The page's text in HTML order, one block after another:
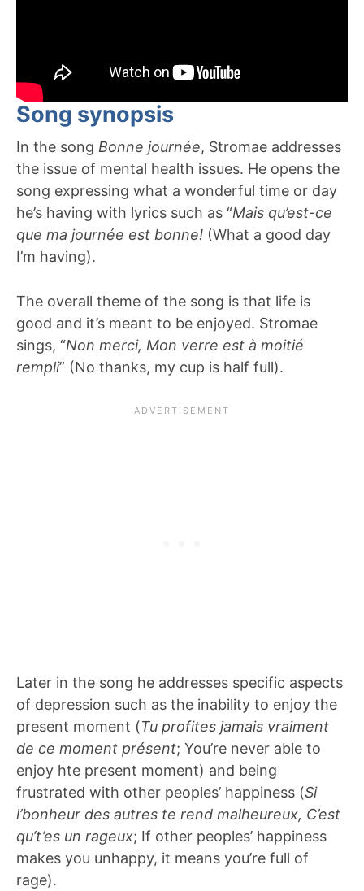
Song synopsis
In the song Bonne journée, Stromae addresses
the issue of mental health issues. He opens the
song expressing what a wonderful time or day
he’s having with lyrics such as “Mais qu’est-ce
que ma journée est bonne! (What a good day
I’m having).
The overall theme of the song is that life is
good and it’s meant to be enjoyed. Stromae
sings, “Non merci, Mon verre est à moitié
rempli” (No thanks, my cup is half full).
Later in the song he addresses specific aspects
of depression such as the inability to enjoy the
present moment (Tu profites jamais vraiment
de ce moment présent; You’re never able to
enjoy hte present moment) and being
frustrated with other peoples’ happiness (Si
l’bonheur des autres te rend malheureux, C’est
qu’t’es un rageux; If other peoples’ happiness
makes you unhappy, it means you’re full of
rage).